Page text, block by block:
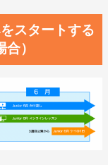
スタートする
）